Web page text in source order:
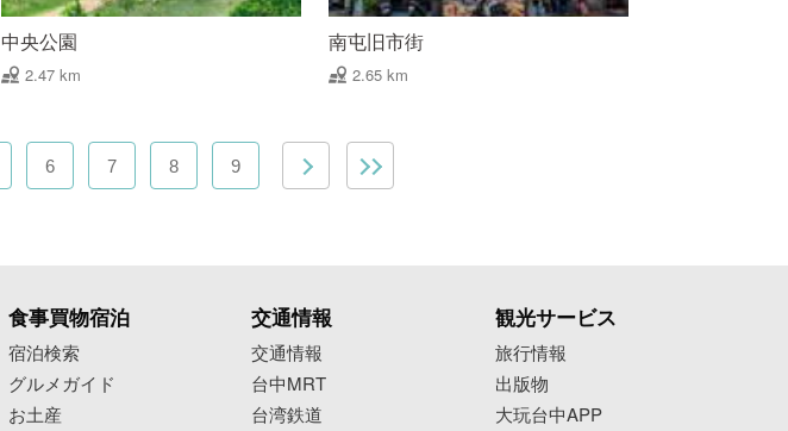
中央公園
2.47 km
南屯旧市街
2.65 km
6 7 8 9
食事買物宿泊
宿泊検索
グルメガイド
お土産
交通情報
交通情報
台中MRT
台湾鉄道
観光サービス
旅行情報
出版物
大玩台中APP